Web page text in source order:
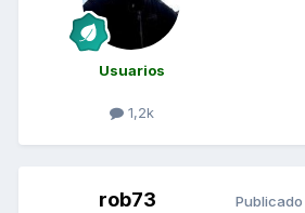
Usuarios
1,2k
rob73 Publicado